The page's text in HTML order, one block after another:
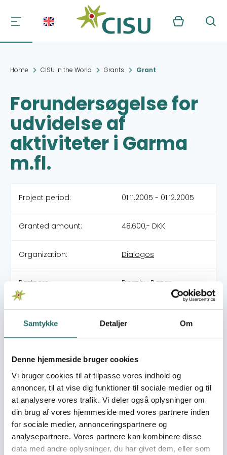
Samtykke Detaljer Om
Denne hjemmeside bruger cookies
Vi bruger cookies til at tilpasse vores indhold og
annoncer, til at vise dig funktioner til sociale medier og til
at analysere vores trafik. Vi deler også oplysninger om
din brug af vores hjemmeside med vores partnere inden
for sociale medier, annonceringspartnere og
analysepartnere. Vores partnere kan kombinere disse
data med andre oplysninger, du har givet dem, eller som
Kurv Søg
Home CISU in the World Grants Grant
Forundersøgelse for
udvidelse af
aktiviteter i Garma
m.fl.
Project period: 01.11.2005 - 01.12.2005
Granted amount: 48,600,- DKK
Organization: Dialogos
Partners:
Dorphu Bazar
Pool:
Grant type:
Afsluttende
projektformulering
Efforts take place in: Nepal
Resume
Ansøgningen omhandler en videreførelse af et aktuelt